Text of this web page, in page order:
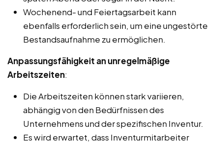
Wochenend- und Feiertagsarbeit kann
ebenfalls erforderlich sein, um eine ungestörte
Bestandsaufnahme zu ermöglichen.
Anpassungsfähigkeit an unregelmäßige
Arbeitszeiten:
Die Arbeitszeiten können stark variieren,
abhängig von den Bedürfnissen des
Unternehmens und der spezifischen Inventur.
Es wird erwartet, dass Inventurmitarbeiter